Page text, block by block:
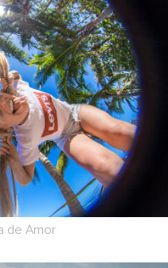
de Amor